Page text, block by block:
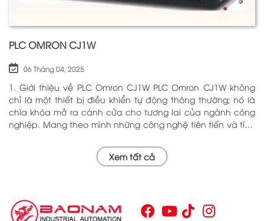
PLC OMRON CJ1W
06 Tháng 04, 2025
1. Giới thiệu về PLC Omron CJ1W PLC Omron CJ1W không
chỉ là một thiết bị điều khiển tự động thông thường; nó là
chìa khóa mở ra cánh cửa cho tương lai của ngành công
nghiệp. Mang theo mình những công nghệ tiên tiến và tính
mình qua nhiều năm phục vụ trong nhiều lĩnh vực khác
nhau. Với khả năng hoạt động ổn định và hiệu quả, sản
Chính vì vậy, việc nắm vững những thông tin cơ bản về PLC
Omron CJ1W là điều cần thiết cho bất kỳ ai muốn cải thiện
Xem tất cả